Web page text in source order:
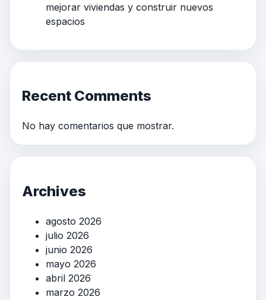
mejorar viviendas y construir nuevos
espacios
Recent Comments
No hay comentarios que mostrar.
Archives
agosto 2026
julio 2026
junio 2026
mayo 2026
abril 2026
marzo 2026